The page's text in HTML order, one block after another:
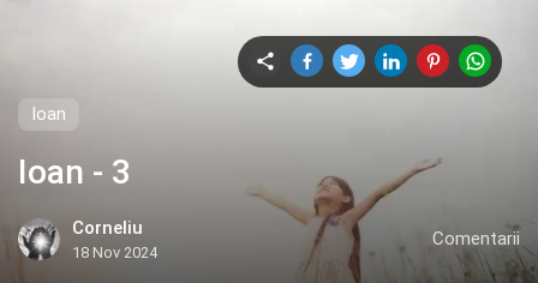
Ioan
Ioan - 3
Comentarii
Corneliu
18 Nov 2024